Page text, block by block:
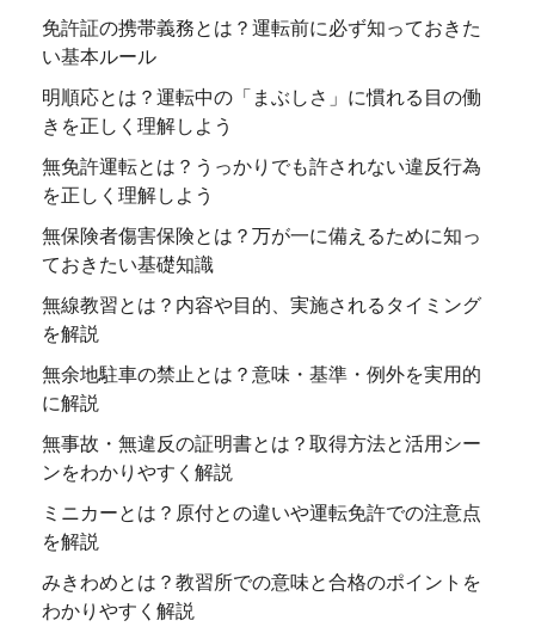
免許証の携帯義務とは？運転前に必ず知っておきた
い基本ルール
明順応とは？運転中の「まぶしさ」に慣れる目の働
きを正しく理解しよう
無免許運転とは？うっかりでも許されない違反行為
を正しく理解しよう
無保険者傷害保険とは？万が一に備えるために知っ
ておきたい基礎知識
無線教習とは？内容や目的、実施されるタイミング
を解説
無余地駐車の禁止とは？意味・基準・例外を実用的
に解説
無事故・無違反の証明書とは？取得方法と活用シー
ンをわかりやすく解説
ミニカーとは？原付との違いや運転免許での注意点
を解説
みきわめとは？教習所での意味と合格のポイントを
わかりやすく解説